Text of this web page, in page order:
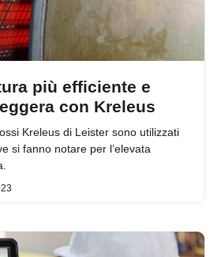
più efficiente e
con Kreleus
Kreleus di Leister sono utilizzati
si fanno notare per l’elevata